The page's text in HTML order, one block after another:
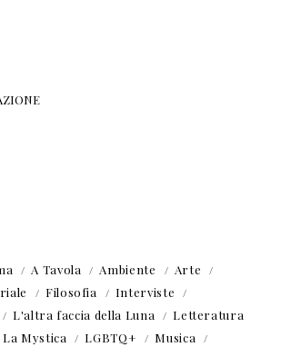
A Tavola Ambiente
Arte
Filosofia
Interviste
L'altra faccia della Luna
Letteratura
Mystica
LGBTQ+
Musica